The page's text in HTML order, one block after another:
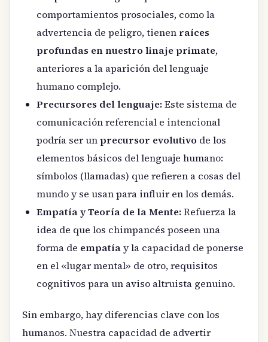
comportamientos prosociales, como la
advertencia de peligro, tienen raíces
profundas en nuestro linaje primate,
anteriores a la aparición del lenguaje
humano complejo.
Precursores del lenguaje:Este sistema de
comunicación referencial e intencional
podría ser un precursor evolutivo de los
elementos básicos del lenguaje humano:
símbolos (llamadas) que refieren a cosas del
mundo y se usan para influir en los demás.
Empatía y Teoría de la Mente:Refuerza la
idea de que los chimpancés poseen una
forma de empatíay la capacidad de ponerse
en el «lugar mental» de otro, requisitos
cognitivos para un aviso altruista genuino.
Sin embargo, hay diferencias clave con los
humanos. Nuestra capacidad de advertir